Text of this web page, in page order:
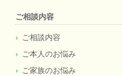
ご相談内容
ご相談内容
ご本人のお悩み
ご家族のお悩み